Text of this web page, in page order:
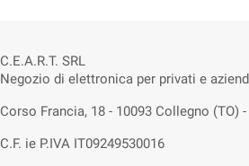
C.E.A.R.T. SRL
Negozio di elettronica per privati e
Corso Francia, 18 - 10093 Collegno (TO) -
C.F. ie P.IVA IT09249530016